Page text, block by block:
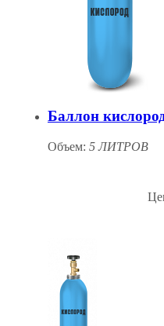
Баллон
Объем: 5 ЛИТРОВ